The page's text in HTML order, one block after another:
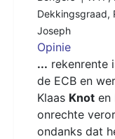
Dekkingsgraad,
Joseph
Opinie
... rekenrente
de ECB en
Klaas Knot en
onrechte
ondanks dat